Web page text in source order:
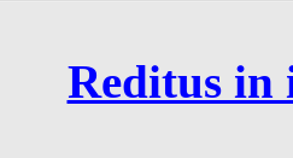
Reditus in